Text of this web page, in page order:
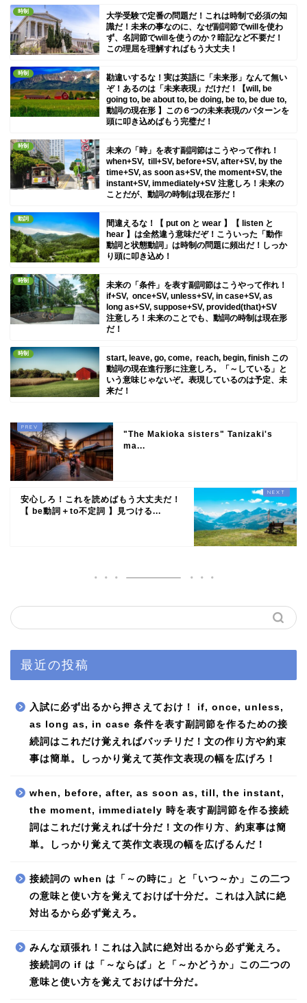
時制
大学受験で定番の問題だ！これは時制で必須の知
識だ！未来の事なのに、なぜ副詞節でwillを使わ
ず、名詞節でwillを使うのか？暗記など不要だ！
この理屈を理解すればもう大丈夫！
時制
勘違いするな！実は英語に「未来形」なんて無い
ぞ！あるのは「未来表現」だけだ！【will, be
going to, be about to, be doing, be to, be due to,
動詞の現在形 】この６つの未来表現のパターンを
頭に叩き込めばもう完璧だ！
時制
未来の「時」を表す副詞節はこうやって作れ！
when+SV, till+SV, before+SV, after+SV, by the
time+SV, as soon as+SV, the moment+SV, the
instant+SV, immediately+SV 注意しろ！未来の
ことだが、動詞の時制は現在形だ！
動詞
間違えるな！【 put on と wear 】【 listen と
hear 】は全然違う意味だぞ！こういった「動作
動詞と状態動詞」は時制の問題に頻出だ！しっか
り頭に叩き込め！
時制
未来の「条件」を表す副詞節はこうやって作れ！
if+SV, once+SV, unless+SV, in case+SV, as
long as+SV, suppose+SV, provided(that)+SV
注意しろ！未来のことでも、動詞の時制は現在形
だ！
時制
start, leave, go, come, reach, begin, finish この
動詞の現在進行形に注意しろ。「～している」と
いう意味じゃないぞ。表現しているのは予定、未
来だ！
"The Makioka sisters" Tanizaki's
ma...
安心しろ！これを読めばもう大丈夫だ！
【 be動詞＋to不定詞 】見つける...
最近の投稿
入試に必ず出るから押さえておけ！ if, once, unless,
as long as, in case 条件を表す副詞節を作るための接
続詞はこれだけ覚えればバッチリだ！文の作り方や約束
事は簡単。しっかり覚えて英作文表現の幅を広げろ！
when, before, after, as soon as, till, the instant,
the moment, immediately 時を表す副詞節を作る接続
詞はこれだけ覚えれば十分だ！文の作り方、約束事は簡
単。しっかり覚えて英作文表現の幅を広げるんだ！
接続詞の when は「～の時に」と「いつ～か」この二つ
の意味と使い方を覚えておけば十分だ。これは入試に絶
対出るから必ず覚えろ。
みんな頑張れ！これは入試に絶対出るから必ず覚えろ。
接続詞の if は「～ならば」と「～かどうか」この二つの
意味と使い方を覚えておけば十分だ。